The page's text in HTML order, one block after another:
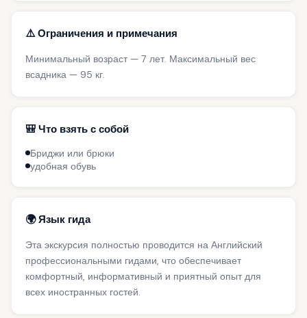
⚠️ Ограничения и примечания
Минимальный возраст — 7 лет. Максимальный вес
всадника — 95 кг.
🎒 Что взять с собой
Бриджи или брюки
удобная обувь
🌍 Язык гида
Эта экскурсия полностью проводится на Английский
профессиональными гидами, что обеспечивает
комфортный, информативный и приятный опыт для
всех иностранных гостей.